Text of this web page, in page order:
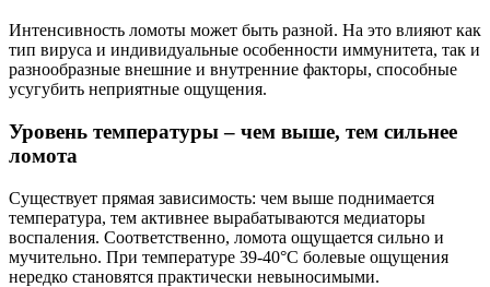
Интенсивность ломоты может быть разной. На это влияют как
тип вируса и индивидуальные особенности иммунитета, так и
разнообразные внешние и внутренние факторы, способные
усугубить неприятные ощущения.
Уровень температуры – чем выше, тем сильнее
ломота
Существует прямая зависимость: чем выше поднимается
температура, тем активнее вырабатываются медиаторы
воспаления. Соответственно, ломота ощущается сильно и
мучительно. При температуре 39-40°C болевые ощущения
нередко становятся практически невыносимыми.